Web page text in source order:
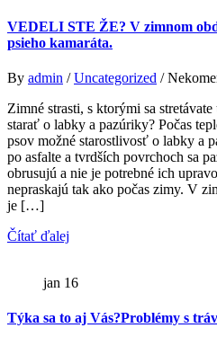
VEDELI STE ŽE? V zimnom
psieho kamaráta.
By admin /Uncategorized /
Zimné strasti, s ktorými sa
starať o labky a pazúriky? Počas
psov možné starostlivosť o labky a
po asfalte a tvrdších povrchoch sa
obrusujú a nie je potrebné ich
nepraskajú tak ako počas zimy. V
je […]
Čítať ďalej
jan 16
Týka sa to aj Vás?Problémy s